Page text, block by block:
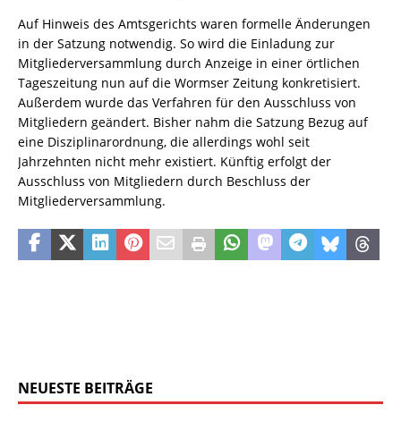
Auf Hinweis des Amtsgerichts waren formelle Änderungen
in der Satzung notwendig. So wird die Einladung zur
Mitgliederversammlung durch Anzeige in einer örtlichen
Tageszeitung nun auf die Wormser Zeitung konkretisiert.
Außerdem wurde das Verfahren für den Ausschluss von
Mitgliedern geändert. Bisher nahm die Satzung Bezug auf
eine Disziplinarordnung, die allerdings wohl seit
Jahrzehnten nicht mehr existiert. Künftig erfolgt der
Ausschluss von Mitgliedern durch Beschluss der
Mitgliederversammlung.
NEUESTE BEITRÄGE